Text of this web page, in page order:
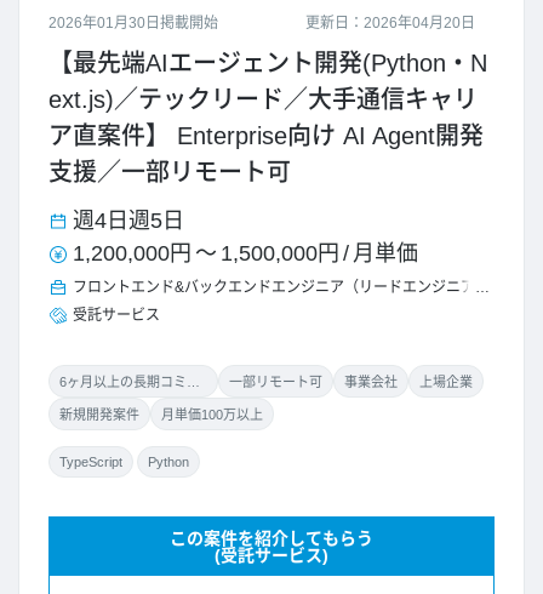
更新日：2026年04月20日
2026年01月30日掲載開始
【最先端AIエージェント開発(Python・N
ext.js)／テックリード／大手通信キャリ
ア直案件】 Enterprise向け AI Agent開発
支援／一部リモート可
週4日 週5日
1,200,000円 ～ 1,500,000円 / 月単価
フロントエンド&バックエンドエンジニア（リードエンジニア）
受託サービス
一部リモート可 事業会社 上場企業
新規開発案件 月単価100万以上
TypeScript Python
この案件を紹介してもらう
(受託サービス)